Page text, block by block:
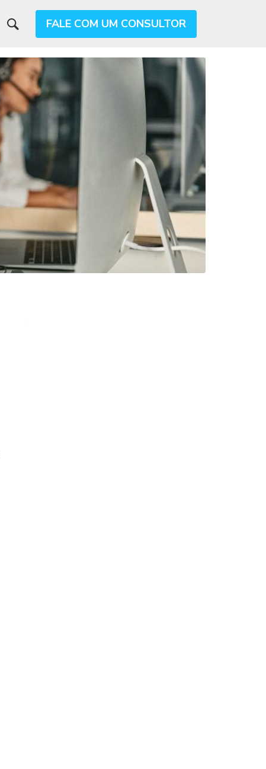
FALE COM UM CONSULTOR